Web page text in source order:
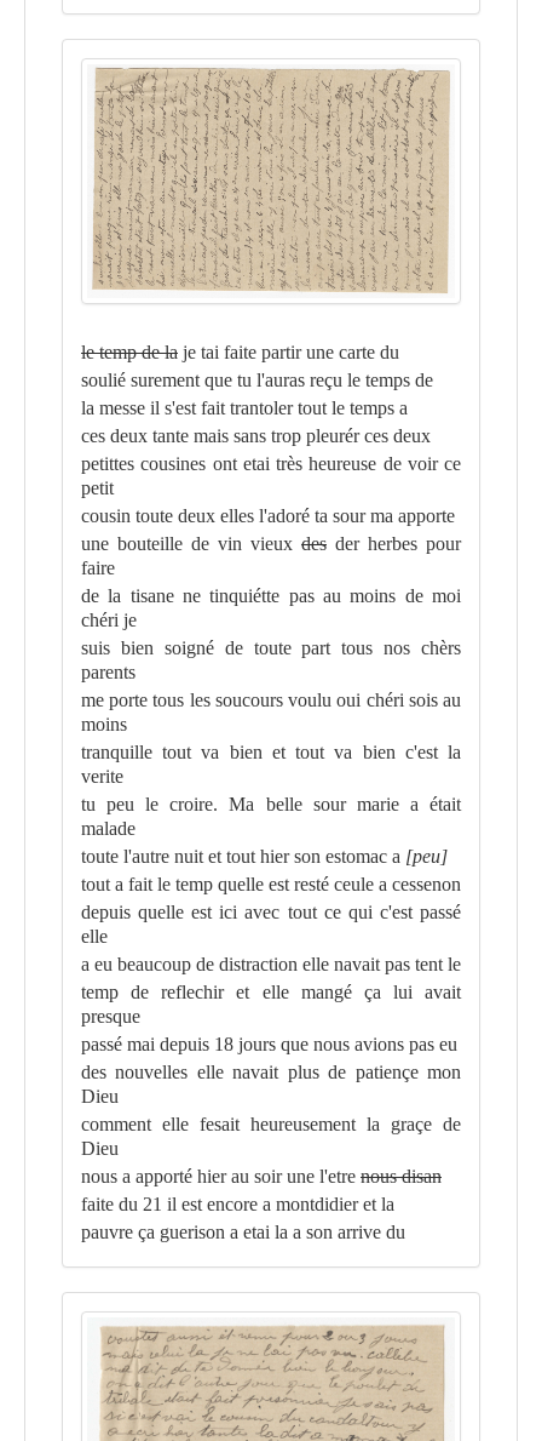
le temp de la je tai faite partir une carte du
soulié surement que tu l'auras reçu le temps de
la messe il s'est fait trantoler tout le temps a
ces deux tante mais sans trop pleurér ces deux
petittes cousines ont etai très heureuse de voir ce
petit
cousin toute deux elles l'adoré ta sour ma apporte
une bouteille de vin vieux des der herbes pour
faire
de la tisane ne tinquiétte pas au moins de moi
chéri je
suis bien soigné de toute part tous nos chèrs
parents
me porte tous les soucours voulu oui chéri sois au
moins
tranquille tout va bien et tout va bien c'est la
verite
tu peu le croire. Ma belle sour marie a était
malade
toute l'autre nuit et tout hier son estomac a [peu]
tout a fait le temp quelle est resté ceule a cessenon
depuis quelle est ici avec tout ce qui c'est passé
elle
a eu beaucoup de distraction elle navait pas tent le
temp de reflechir et elle mangé ça lui avait
presque
passé mai depuis 18 jours que nous avions pas eu
des nouvelles elle navait plus de patiençe mon
Dieu
comment elle fesait heureusement la graçe de
Dieu
nous a apporté hier au soir une l'etre nous disan
faite du 21 il est encore a montdidier et la
pauvre ça guerison a etai la a son arrive du